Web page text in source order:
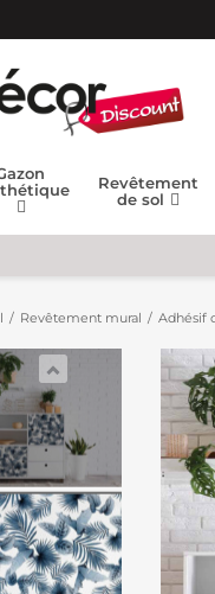
Revêtement
de sol
Revêtement mural Adhésif